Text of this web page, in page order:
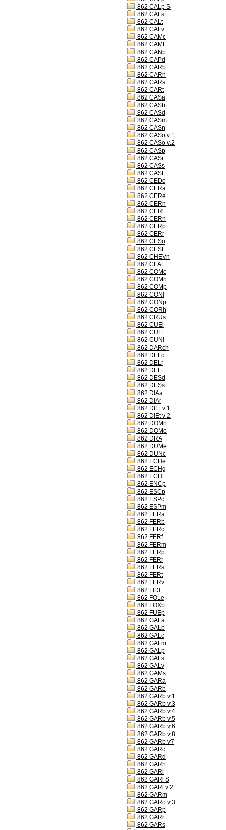
862 CALp S
862 CALs
862 CALt
862 CALv
862 CAMc
862 CAMf
862 CANp
862 CAPd
862 CARb
862 CARh
862 CARs
862 CARt
862 CASa
862 CASb
862 CASd
862 CASm
862 CASn
862 CASo v.1
862 CASo v.2
862 CASp
862 CASr
862 CASs
862 CASt
862 CEDc
862 CERa
862 CERe
862 CERh
862 CERl
862 CERn
862 CERp
862 CERr
862 CESo
862 CESt
862 CHEVn
862 CLAt
862 COMc
862 COMh
862 COMp
862 CONl
862 CONp
862 CORh
862 CRUs
862 CUEi
862 CUEt
862 CUNi
862 DARch
862 DELc
862 DELr
862 DELt
862 DESd
862 DESs
862 DIAa
862 DIAr
862 DIEt v 1
862 DIEt v 2
862 DOMh
862 DOMo
862 DRA
862 DUMe
862 DUNc
862 ECHe
862 ECHg
862 ECHt
862 ENCp
862 ESCp
862 ESPc
862 ESPm
862 FERa
862 FERb
862 FERc
862 FERf
862 FERm
862 FERp
862 FERr
862 FERs
862 FERt
862 FERv
862 FIDl
862 FOLe
862 FOXb
862 FUEp
862 GALa
862 GALb
862 GALc
862 GALm
862 GALp
862 GALs
862 GALv
862 GAMs
862 GARa
862 GARb
862 GARb v.1
862 GARb v.3
862 GARb v.4
862 GARb v.5
862 GARb v.6
862 GARb v.8
862 GARb v7
862 GARc
862 GARd
862 GARh
862 GARl
862 GARl S
862 GARl v.2
862 GARm
862 GARo v.3
862 GARp
862 GARr
862 GARs